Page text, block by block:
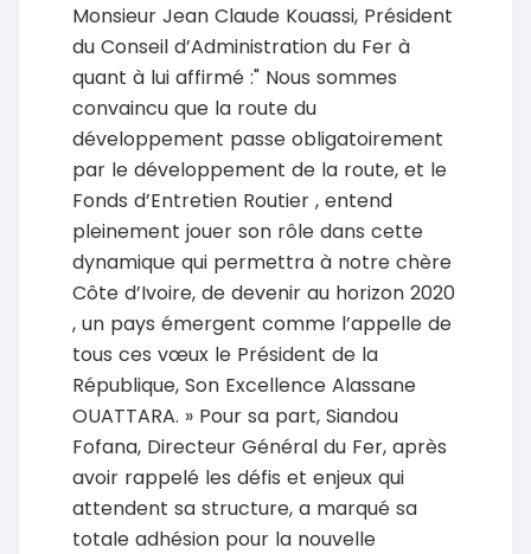
Monsieur Jean Claude Kouassi, Président
du Conseil d’Administration du Fer à
quant à lui affirmé :" Nous sommes
convaincu que la route du
développement passe obligatoirement
par le développement de la route, et le
Fonds d’Entretien Routier , entend
pleinement jouer son rôle dans cette
dynamique qui permettra à notre chère
Côte d’Ivoire, de devenir au horizon 2020
, un pays émergent comme l’appelle de
tous ces vœux le Président de la
République, Son Excellence Alassane
OUATTARA. » Pour sa part, Siandou
Fofana, Directeur Général du Fer, après
avoir rappelé les défis et enjeux qui
attendent sa structure, a marqué sa
totale adhésion pour la nouvelle